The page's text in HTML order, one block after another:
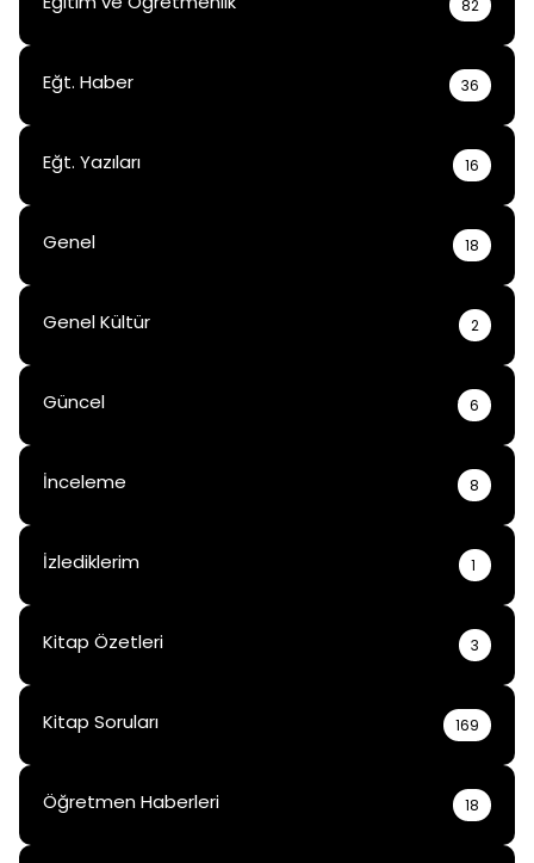
82
Eğt. Haber 36
Eğt. Yazıları 16
Genel 18
Genel Kültür 2
Güncel 6
İnceleme 8
İzlediklerim 1
Kitap Özetleri 3
Kitap Soruları 169
Öğretmen Haberleri 18